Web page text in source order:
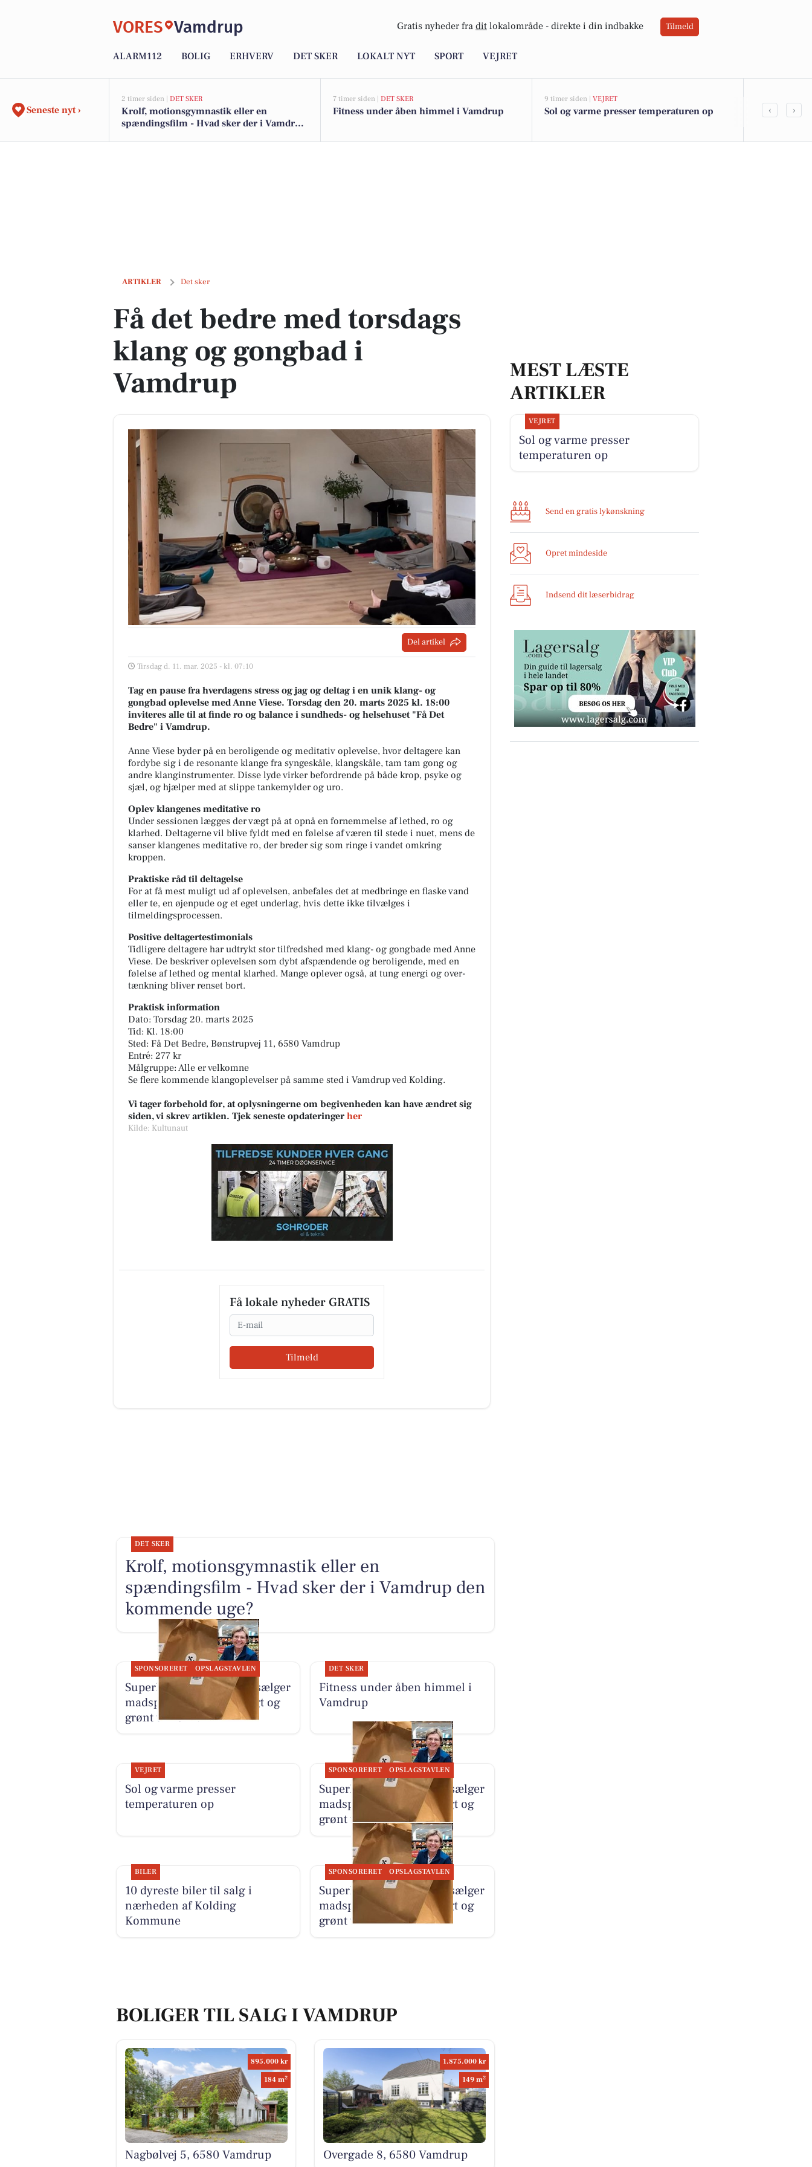
VORES Vamdrup Gratis nyheder fra dit lokalområde - direkte i din indbakke Tilmeld
ALARM112 BOLIG ERHVERV DET SKER LOKALT NYT SPORT VEJRET
Seneste nyt ›
2 timer siden | DET SKER
Krolf, motionsgymnastik eller en
spændingsfilm - Hvad sker der i Vamdrup
7 timer siden | DET SKER
Fitness under åben himmel i Vamdrup
9 timer siden | VEJRET
Sol og varme presser temperaturen op
10 dyreste
‹ ›
ARTIKLER Det sker
Få det bedre med torsdags klang og gongbad i Vamdrup
Få det bedre med torsdags
klang og gongbad i
Vamdrup
Del artikel
Tirsdag d. 11. mar. 2025 - kl. 07:10
Tag en pause fra hverdagens stress og jag og deltag i en unik klang- og
gongbad oplevelse med Anne Viese. Torsdag den 20. marts 2025 kl. 18:00
inviteres alle til at finde ro og balance i sundheds- og helsehuset "Få Det
Bedre" i Vamdrup.
Anne Viese byder på en beroligende og meditativ oplevelse, hvor deltagere kan
fordybe sig i de resonante klange fra syngeskåle, klangskåle, tam tam gong og
andre klanginstrumenter. Disse lyde virker befordrende på både krop, psyke og
sjæl, og hjælper med at slippe tankemylder og uro.
Oplev klangenes meditative ro
Under sessionen lægges der vægt på at opnå en fornemmelse af lethed, ro og
klarhed. Deltagerne vil blive fyldt med en følelse af væren til stede i nuet, mens de
sanser klangenes meditative ro, der breder sig som ringe i vandet omkring
kroppen.
Praktiske råd til deltagelse
For at få mest muligt ud af oplevelsen, anbefales det at medbringe en flaske vand
eller te, en øjenpude og et eget underlag, hvis dette ikke tilvælges i
tilmeldingsprocessen.
Positive deltagertestimonials
Tidligere deltagere har udtrykt stor tilfredshed med klang- og gongbade med Anne
Viese. De beskriver oplevelsen som dybt afspændende og beroligende, med en
følelse af lethed og mental klarhed. Mange oplever også, at tung energi og over-
tænkning bliver renset bort.
Praktisk information
Dato: Torsdag 20. marts 2025
Tid: Kl. 18:00
Sted: Få Det Bedre, Bønstrupvej 11, 6580 Vamdrup
Entré: 277 kr
Målgruppe: Alle er velkomne
Se flere kommende klangoplevelser på samme sted i Vamdrup ved Kolding.
Vi tager forbehold for, at oplysningerne om begivenheden kan have ændret sig
siden, vi skrev artiklen. Tjek seneste opdateringer her
Kilde: Kultunaut
Få lokale nyheder GRATIS
Email
Tilmeld
MEST LÆSTE
ARTIKLER
VEJRET
Sol og varme presser
temperaturen op
Send en gratis lykønskning
Opret mindeside
Indsend dit læserbidrag
DET SKER
Krolf, motionsgymnastik eller en
spændingsfilm - Hvad sker der i Vamdrup den
kommende uge?
SPONSORERET OPSLAGSTAVLEN
SuperBrugsen Vamdrup sælger
madspildsposer med frugt og
grønt til 25 kr.
DET SKER
Fitness under åben himmel i
Vamdrup
VEJRET
Sol og varme presser
temperaturen op
SPONSORERET OPSLAGSTAVLEN
SuperBrugsen Vamdrup sælger
madspildsposer med frugt og
grønt til 25 kr.
BILER
10 dyreste biler til salg i
nærheden af Kolding
Kommune
SPONSORERET OPSLAGSTAVLEN
SuperBrugsen Vamdrup sælger
madspildsposer med frugt og
grønt til 25 kr.
BOLIGER TIL SALG I VAMDRUP
895.000 kr
184 m2
Nagbølvej 5, 6580 Vamdrup
1.875.000 kr
149 m2
Overgade 8, 6580 Vamdrup